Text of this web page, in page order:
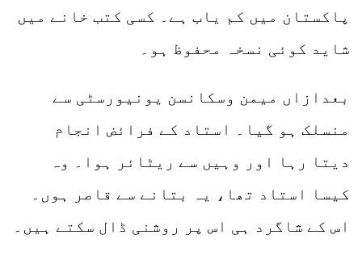
پاکستان میں کم یاب ہے۔ کسی کتب خانے میں
شاید کوئی نسخہ محفوظ ہو۔
بعدازاں میمن وسکانسن یونیورسٹی سے
منسلک ہو گیا۔ استاد کے فرائض انجام
دیتا رہا اور وہیں سے ریٹائر ہوا۔ وہ
کیسا استاد تھا، یہ بتانے سے قاصر ہوں۔
اس کے شاگرد ہی اس پر روشنی ڈال سکتے ہیں۔